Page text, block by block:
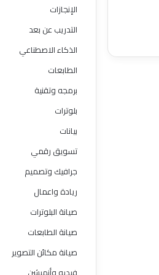
الإنجازات
التدريب عن بعد
الذكاء الاصطناعي
الطابعات
برمجه وتقنية
بلوترات
بيانات
تسويق رقمي
جرافيك وتصميم
ريادة واعمال
صيانة البلوترات
صيانة الطابعات
صيانة مكائن التصوير